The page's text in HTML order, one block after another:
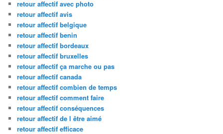
retour affectif avec photo
retour affectif avis
retour affectif belgique
retour affectif benin
retour affectif bordeaux
retour affectif bruxelles
retour affectif ça marche ou pas
retour affectif canada
retour affectif combien de temps
retour affectif comment faire
retour affectif conséquences
retour affectif de l être aimé
retour affectif efficace